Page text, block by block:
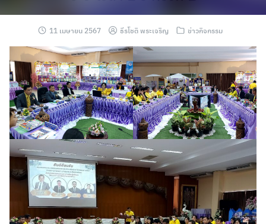
11 เมษายน 2567 ธีรโชติ พระเจริญ ข่าวกิจกรรม